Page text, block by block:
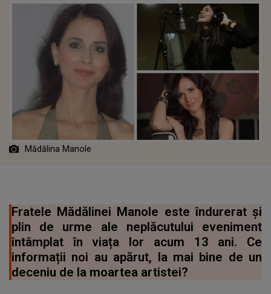
Mădălina Manole
Fratele Mădălinei Manole este îndurerat și
plin de urme ale neplăcutului eveniment
întâmplat în viața lor acum 13 ani. Ce
informații noi au apărut, la mai bine de un
deceniu de la moartea artistei?